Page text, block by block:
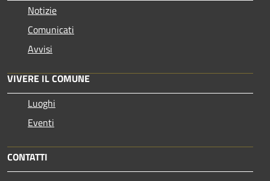
Notizie
Comunicati
Avvisi
VIVERE IL COMUNE
Luoghi
Eventi
CONTATTI